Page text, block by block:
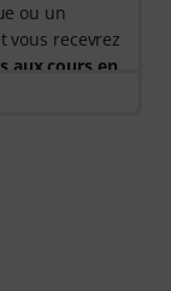
ou un
vous recevrez
aux cours en
en
développée
Lauréat du